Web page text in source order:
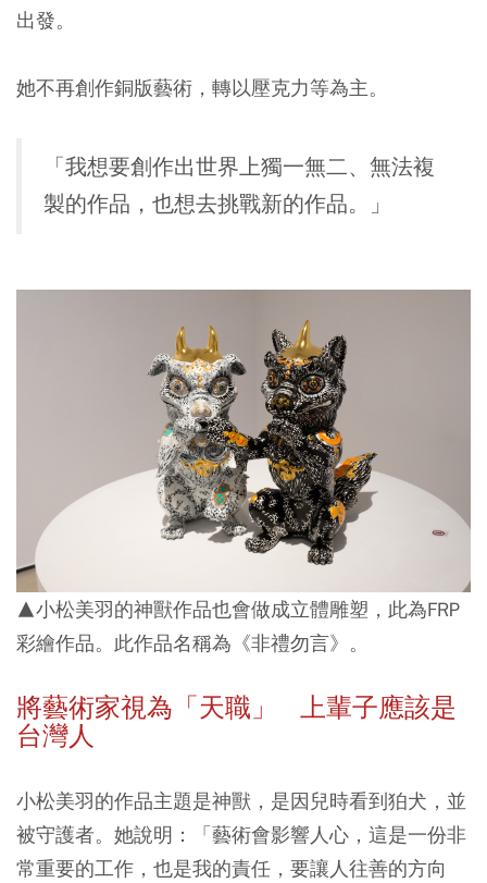
出發。
她不再創作銅版藝術，轉以壓克力等為主。
「我想要創作出世界上獨一無二、無法複
製的作品，也想去挑戰新的作品。」
▲小松美羽的神獸作品也會做成立體雕塑，此為FRP
彩繪作品。此作品名稱為《非禮勿言》。
將藝術家視為「天職」 上輩子應該是
台灣人
小松美羽的作品主題是神獸，是因兒時看到狛犬，並
被守護者。她說明：「藝術會影響人心，這是一份非
常重要的工作，也是我的責任，要讓人往善的方向